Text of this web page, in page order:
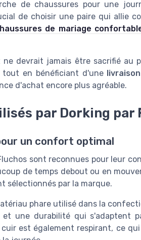
de chaussures pour une
de choisir une paire qui allie
de mariage
devrait jamais être sacrifié au
tout en bénéficiant d'une
d'achat encore plus agréable.
par Dorking par
un confort optimal
sont reconnues pour leur
de temps debout ou en
sélectionnés par la marque.
phare utilisé dans la
et une durabilité qui s'adaptent
est également respirant, ce